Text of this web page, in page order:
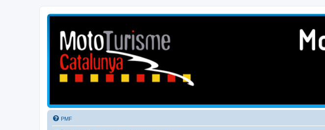
Mototurisme
Turisme en moto en català
PMF